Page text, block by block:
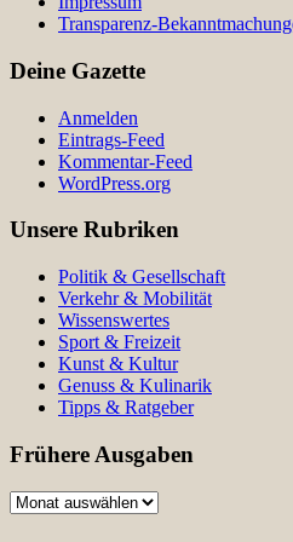
Transparenz-
Deine Gazette
Anmelden
Eintrags-Feed
Kommentar-Feed
WordPress.org
Unsere Rubriken
Politik & Gesellschaft
Verkehr & Mobilität
Wissenswertes
Sport & Freizeit
Kunst & Kultur
Genuss & Kulinarik
Tipps & Ratgeber
Frühere Ausgaben
Frühere